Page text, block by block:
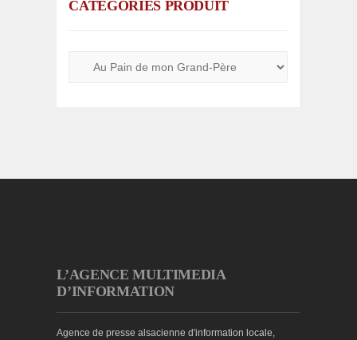
CATÉGORIES PRODUIT
L’AGENCE MULTIMEDIA
D’INFORMATION
Agence de presse alsacienne d'information locale,